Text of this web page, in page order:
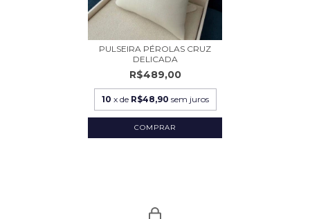
PULSEIRA PÉROLAS CRUZ
DELICADA
R$489,00
10 x de R$48,90 sem juros